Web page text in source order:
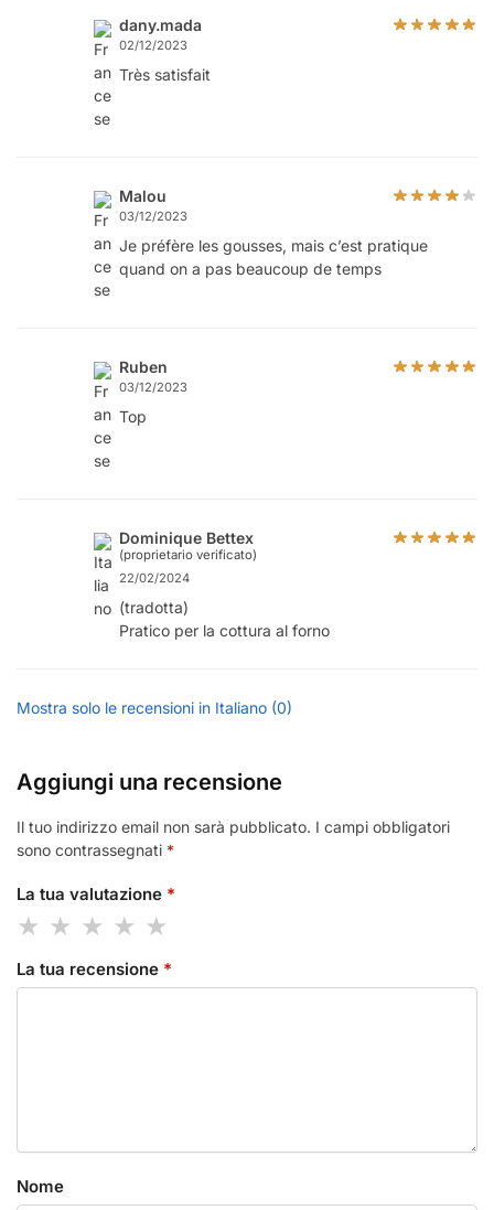
dany.mada
02/12/2023
Très satisfait
Malou
03/12/2023
Je préfère les gousses, mais c’est pratique
quand on a pas beaucoup de temps
Ruben
03/12/2023
Top
Dominique Bettex
(proprietario verificato)
22/02/2024
(tradotta)
Pratico per la cottura al forno
Mostra solo le recensioni in Italiano (0)
Aggiungi una recensione
Il tuo indirizzo email non sarà pubblicato. I campi obbligatori
sono contrassegnati *
La tua valutazione *
La tua recensione *
Nome